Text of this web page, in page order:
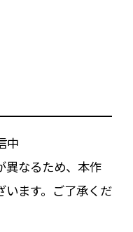
中
なるため、本作
います。ご了承くだ